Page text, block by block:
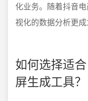
化业务。随着抖音
视化的数据分析更成
如何选择适
屏生成工具？